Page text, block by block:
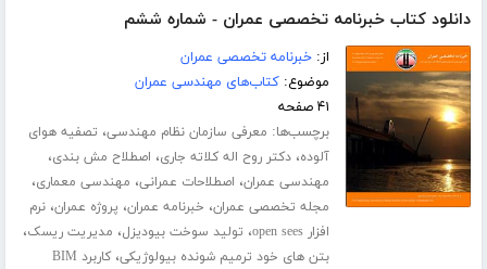
دانلود کتاب خبرنامه تخصصی عمران - شماره ششم
از:خبرنامه تخصصی عمران
موضوع:کتاب‌های مهندسی عمران
۴۱ صفحه
برچسب‌ها: معرفی سازمان نظام مهندسی، تصفیه هوای
آلوده،دکتر روح اله کلاته جاری، اصطلاح مش بندی،
مهندسی عمران، اصطلاحات عمرانی، مهندسی معماری،
مجله تخصصی عمران، خبرنامه عمران، پروژه عمران،نرم
افزار open sees
، تولید سوخت بیودیزل، مدیریت ریسک،
بتن های خود ترمیم شونده بیولوژیکی،کاربرد BIM